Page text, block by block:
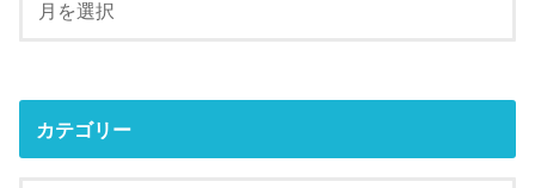
カテゴリー